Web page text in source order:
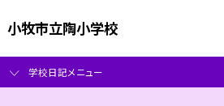
小牧市立陶小学校
学校日記メニュー